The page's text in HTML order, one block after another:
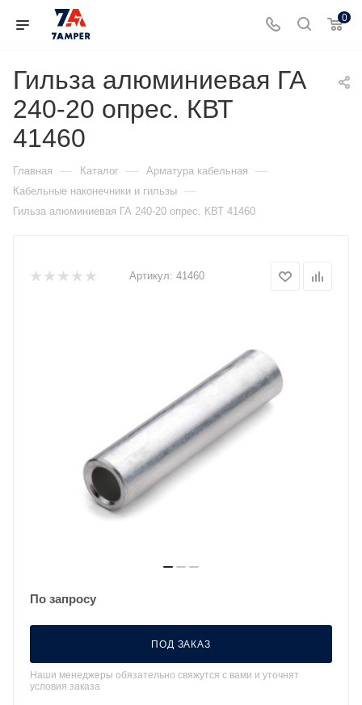
0
Гильза алюминиевая ГА
240-20 опрес. КВТ
41460
Главная — Каталог — Арматура кабельная —
Кабельные наконечники и гильзы —
Гильза алюминиевая ГА 240-20 опрес. КВТ 41460
Артикул: 41460
По запросу
ПОД ЗАКАЗ
Наши менеджеры обязательно свяжутся с вами и уточнят
условия заказа